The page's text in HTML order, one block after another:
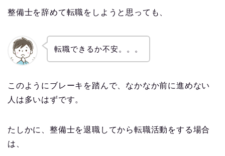
整備士を辞めて転職をしようと思っても、
転職できるか不安。。。
このようにブレーキを踏んで、なかなか前に進めない
人は多いはずです。
たしかに、整備士を退職してから転職活動をする場合
は、